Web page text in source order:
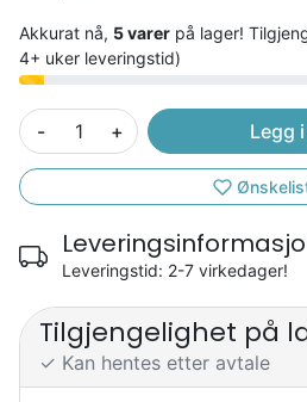
Akkurat nå, 5 varer på lager!
4+ uker leveringstid)
- + Legg
Leveringstid: 2-7 virkedager!
Tilgjengelighet på
✓ Kan hentes etter avtale